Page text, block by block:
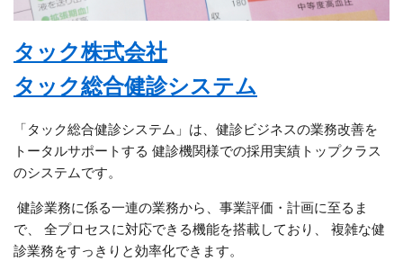
タック株式会社
タック総合健診システム
「タック総合健診システム」は、健診ビジネスの業務改善を
トータルサポートする 健診機関様での採用実績トップクラス
のシステムです。
健診業務に係る一連の業務から、事業評価・計画に至るま
で、 全プロセスに対応できる機能を搭載しており、 複雑な健
診業務をすっきりと効率化できます。